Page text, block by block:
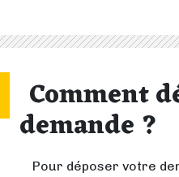
Comment
demande ?
Pour déposer votre